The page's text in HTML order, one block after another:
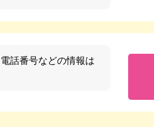
話番号などの情報は